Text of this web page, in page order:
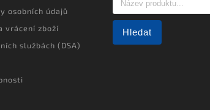
osobních údajů
vrácení zboží
službách (DSA)
Hledat